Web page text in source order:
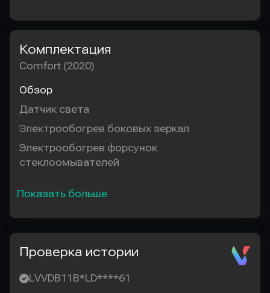
Комплектация
Comfort (2020)
Обзор
Датчик света
Электрообогрев боковых зеркал
Электрообогрев форсунок
стеклоомывателей
Показать больше
Проверка истории
LVVDB11B*LD****61